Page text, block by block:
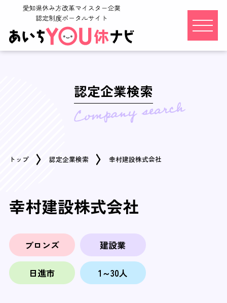
認定企業検索
トップ 認定企業検索 幸村建設株式会社
幸村建設株式会社
ブロンズ 建設業
日進市 1～30人